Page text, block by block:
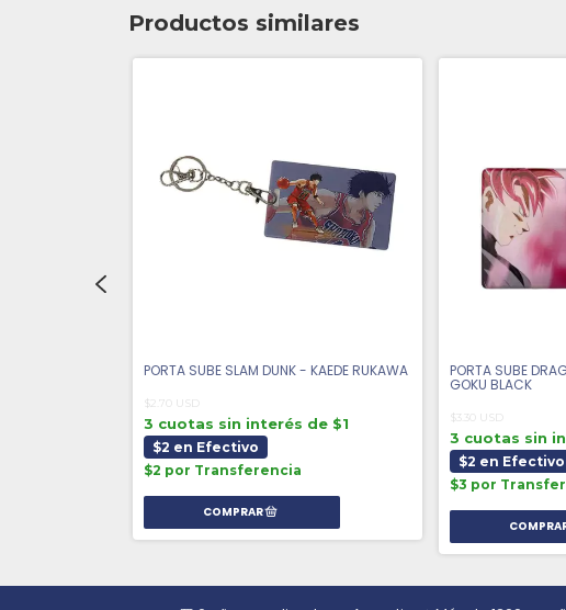
Productos similares
PORTA SUBE SLAM DUNK - KAEDE RUKAWA
$2.70 USD
3 cuotas sin interés de $1
$2 en Efectivo
$2 por Transferencia
PORTA SUBE
GOKU BLACK
$3.30 USD
3 cuotas sin
$2 en Efectivo
$3 por